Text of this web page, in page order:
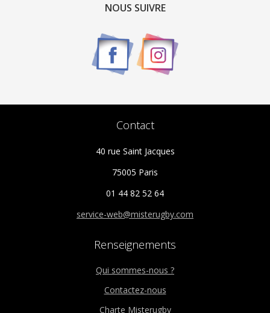
NOUS SUIVRE
Contact
40 rue Saint Jacques
75005 Paris
01 44 82 52 64
service-web@misterugby.com
Renseignements
Qui sommes-nous ?
Contactez-nous
Charte Misterugby